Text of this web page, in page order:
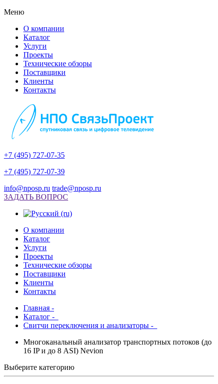
Меню
О компании
Каталог
Услуги
Проекты
Технические обзоры
Поставщики
Клиенты
Контакты
+7 (495) 727-07-35
+7 (495) 727-07-39
info@nposp.ru trade@nposp.ru
ЗАДАТЬ ВОПРОС
О компании
Каталог
Услуги
Проекты
Технические обзоры
Поставщики
Клиенты
Контакты
Главная -
Каталог -
Свитчи переключения и анализаторы -
Многоканальный анализатор транспортных потоков (до
16 IP и до 8 ASI) Nevion
Выберите категорию